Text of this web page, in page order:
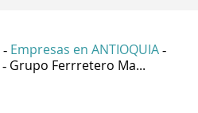
- Empresas en ANTIOQUIA -
- Grupo Ferrretero Ma...